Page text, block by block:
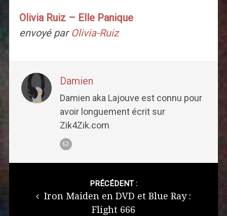
Olivia Ruiz – Elle Panique
envoyé par Olivia-Ruiz
Damien
Damien aka Lajouve est connu pour
avoir longuement écrit sur
Zik4Zik.com
Post
PRÉCÉDENT :
Iron Maiden en DVD et Blue Ray :
Flight 666